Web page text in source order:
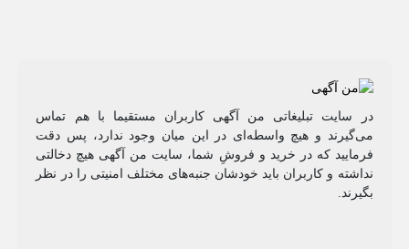
در سایت تبلیغاتی من آگهی کاربران مستقیما با هم تماس
می‌گیرند و هیچ واسطه‌ای در این میان وجود ندارد، پس دقت
فرمایید که در خرید و فروشِ شما، سایت من آگهی هیچ دخالتی
نداشته و کاربران باید خودشان جنبه‌های مختلف امنیتی را در نظر
بگیرند.